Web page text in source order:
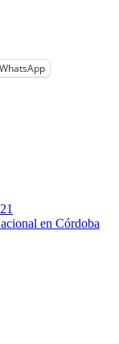
WhatsApp
en Córdoba